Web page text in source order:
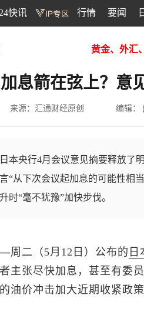
快讯 行情 要闻
黄金、外汇
息箭在弦上？意
来源：汇通财经原创 编辑：
日本央行4月会议意见摘要释放了
“从下次会议起加息的可能性相
时“毫不犹豫”加快步伐。
周二（5月12日）公布的 日
主张尽快加息，甚至有委
油价冲击加大近期收紧政